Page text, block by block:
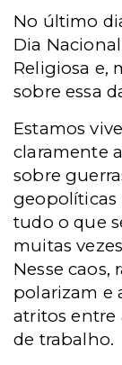
No último
Dia
Religiosa e,
sobre essa
Estamos
claramente
sobre
geopolíticas
tudo o que
muitas
Nesse caos,
polarizam e
atritos entre
de trabalho.